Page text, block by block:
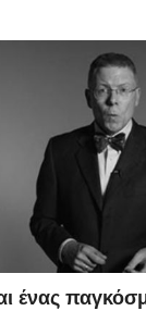
ένας